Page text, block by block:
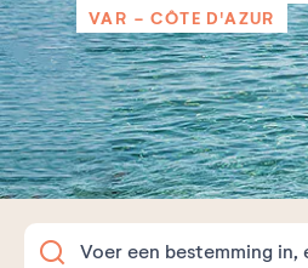
VAR - CÔTE D'AZUR